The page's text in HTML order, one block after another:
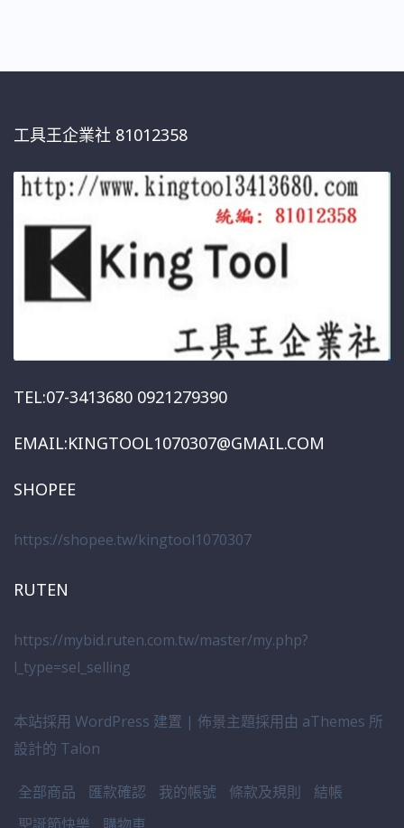
工具王企業社 81012358
TEL:07-3413680 0921279390
EMAIL:KINGTOOL1070307@GMAIL.COM
SHOPEE
https://shopee.tw/kingtool1070307
RUTEN
https://mybid.ruten.com.tw/master/my.php?
l_type=sel_selling
本站採用 WordPress 建置 | 佈景主題採用由 aThemes 所
設計的 Talon
全部商品 匯款確認 我的帳號 條款及規則
結帳